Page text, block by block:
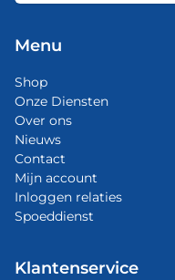
Menu
Shop
Onze Diensten
Over ons
Nieuws
Contact
Mijn account
Inloggen relaties
Spoeddienst
Klantenservice